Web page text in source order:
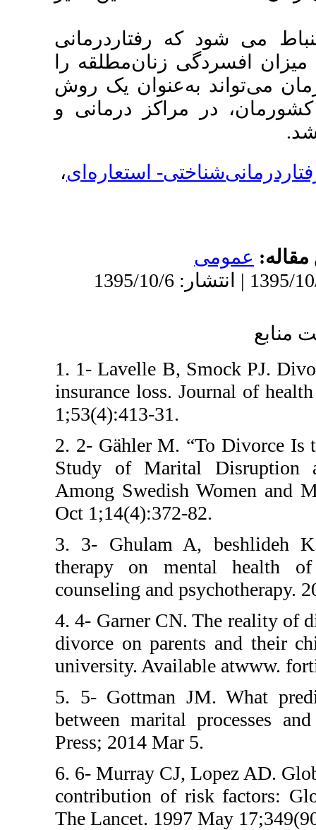
رفتاردرمانی
زنان‌مطلقه را
یک روش
درمانی و
استعاره‌ای،
1. 1- Lavelle B,
insurance loss.
2. 2- Gähler
Study of
Among
Oct
3. 3- Ghulam
therapy on
counseling and
4. 4- Garner
divorce on
university.
5. 5- Gottman
between
Press; 2014
6. 6- Murray
contribution of
The Lancet.